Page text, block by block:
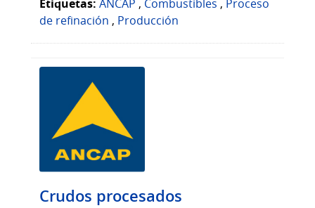
Etiquetas: ANCAP , Combustibles , Proceso
de refinación , Producción
Crudos procesados